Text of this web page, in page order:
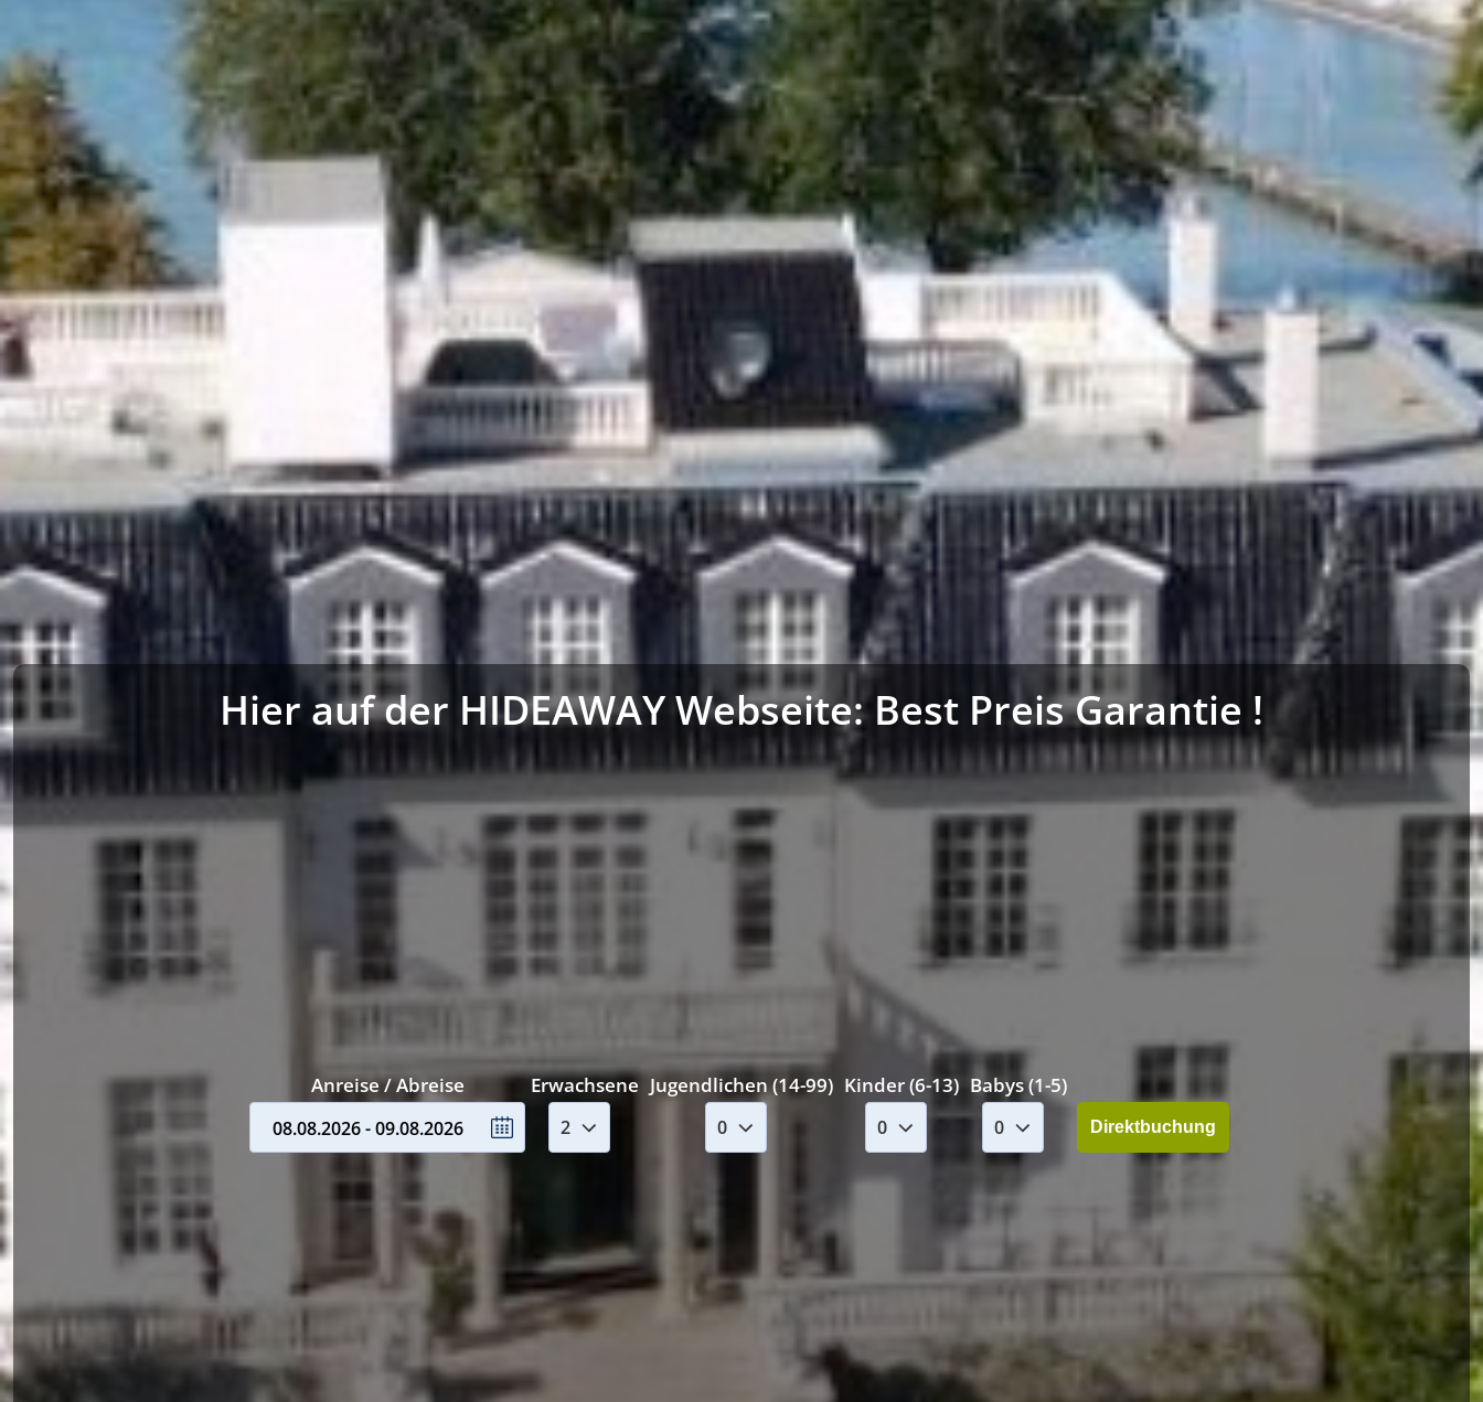
Hier auf der HIDEAWAY Webseite: Best Preis Garantie !
Anreise / Abreise
08.08.2026 - 09.08.2026
Erwachsene Jugendlichen (14-99) Kinder (6-13) Babys (1-5)